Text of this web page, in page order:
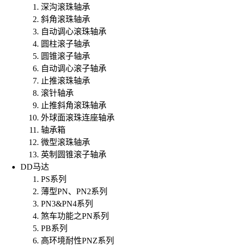
深沟滚珠轴承
斜角滚珠轴承
自动调心滚珠轴承
圆柱滚子轴承
圆锥滚子轴承
自动调心滚子轴承
止推滚珠轴承
滚针轴承
止推斜角滚珠轴承
外球面滚珠连座轴承
轴承箱
微型滚珠轴承
英制圆锥滚子轴承
DD马达
PS系列
薄型PN、PN2系列
PN3&PN4系列
煞车功能之PN系列
PB系列
高环境耐性PNZ系列